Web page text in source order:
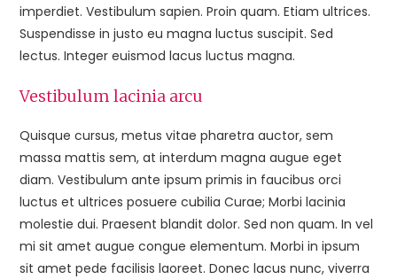
imperdiet. Vestibulum sapien. Proin quam. Etiam ultrices.
Suspendisse in justo eu magna luctus suscipit. Sed
lectus. Integer euismod lacus luctus magna.
Vestibulum lacinia arcu
Quisque cursus, metus vitae pharetra auctor, sem
massa mattis sem, at interdum magna augue eget
diam. Vestibulum ante ipsum primis in faucibus orci
luctus et ultrices posuere cubilia Curae; Morbi lacinia
molestie dui. Praesent blandit dolor. Sed non quam. In vel
mi sit amet augue congue elementum. Morbi in ipsum
sit amet pede facilisis laoreet. Donec lacus nunc, viverra